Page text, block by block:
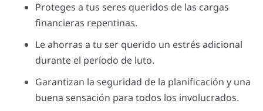
Proteges a tus seres queridos de las cargas
financieras repentinas.
Le ahorras a tu ser querido un estrés adicional
durante el período de luto.
Garantizan la seguridad de la planificación y una
buena sensación para todos los involucrados.